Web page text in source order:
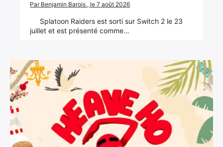
Par Benjamin Barois , le 7 août 2026
Splatoon Raiders est sorti sur Switch 2 le 23
juillet et est présenté comme…